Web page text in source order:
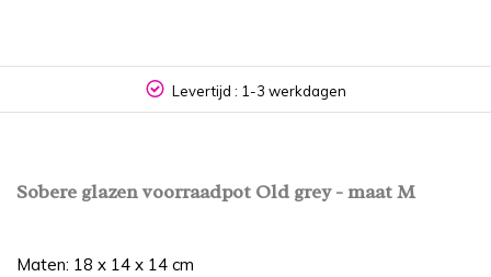
Levertijd : 1-3 werkdagen
Sobere glazen voorraadpot Old grey - maat M
Maten: 18 x 14 x 14 cm